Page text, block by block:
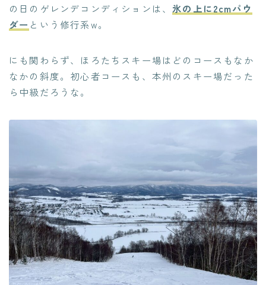
の日のゲレンデコンディションは、 氷の上に2cmパウ
ダー という修行系w。
にも関わらず、ほろたちスキー場はどのコースもなか
なかの斜度。初心者コースも、本州のスキー場だった
ら中級だろうな。